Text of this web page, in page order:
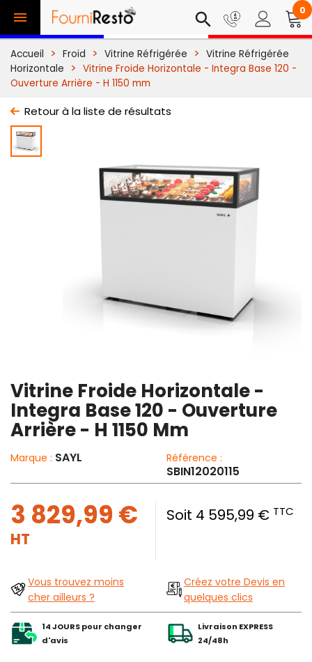
 search 0
Accueil Froid Vitrine Réfrigérée
Vitrine Réfrigérée
Horizontale
Vitrine Froide Horizontale - Integra Base 120 -
Ouverture Arrière - H 1150 mm
Retour à la liste de résultats
Vitrine Froide Horizontale -
Integra Base 120 - Ouverture
Arrière - H 1150 Mm
Marque : SAYL Référence :
SBIN12020115
3 829,99 €
HT
Soit 4 595,99 € TTC
Vous trouvez moins
cher ailleurs ?
Créez votre Devis en
quelques clics
14 JOURS pour changer
d'avis
Livraison EXPRESS
24/48h